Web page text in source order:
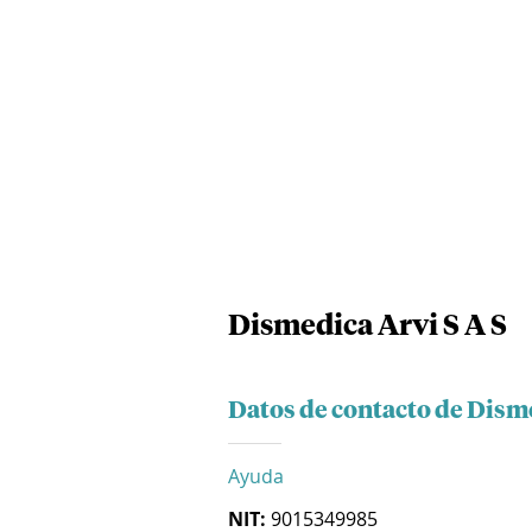
Dismedica Arvi S A S
Datos de contacto de
Ayuda
NIT: 9015349985